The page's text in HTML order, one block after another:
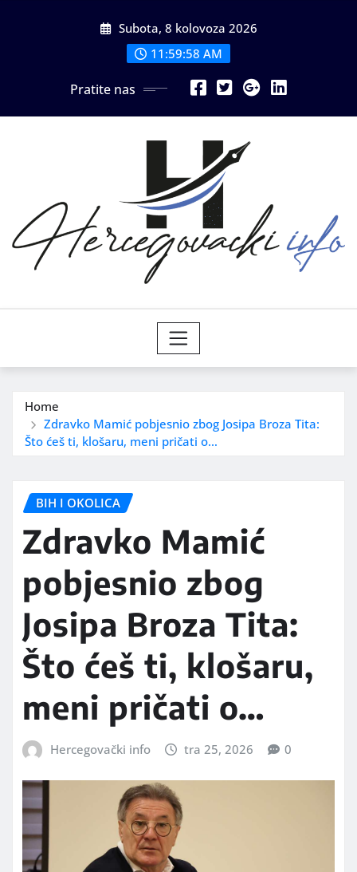
Subota, 8 kolovoza 2026
12:00:00 PM
Pratite nas
Home
Zdravko Mamić pobjesnio zbog Josipa Broza Tita:
Što ćeš ti, klošaru, meni pričati o…
BIH I OKOLICA
Zdravko Mamić
pobjesnio zbog
Josipa Broza Tita:
Što ćeš ti, klošaru,
meni pričati o…
Hercegovački info tra 25, 2026 0